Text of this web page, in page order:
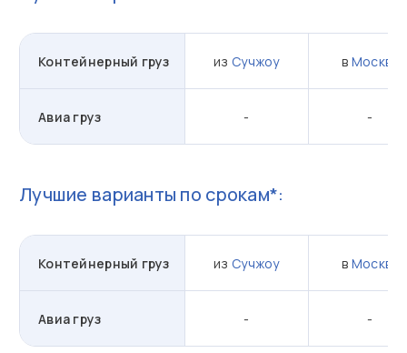
Контейнерный груз из Сучжоу в Москву
Авиа груз - -
Лучшие варианты по срокам*:
Контейнерный груз из Сучжоу в Москву
Авиа груз - -